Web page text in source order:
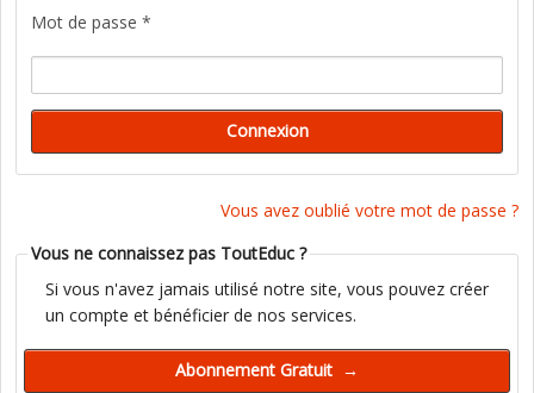
Mot de passe *
Vous avez oublié votre mot de passe ?
Vous ne connaissez pas ToutEduc ?
Si vous n'avez jamais utilisé notre site, vous pouvez créer
un compte et bénéficier de nos services.